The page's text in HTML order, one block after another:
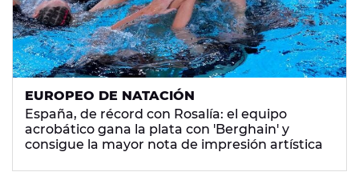
EUROPEO DE NATACIÓN
España, de récord con Rosalía: el equipo
acrobático gana la plata con 'Berghain' y
consigue la mayor nota de impresión artística